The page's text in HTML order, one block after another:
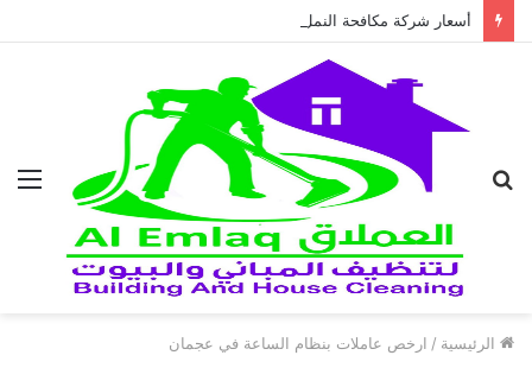
أسعار شركة مكافحة النمل الابيض في العين 2026
الرئيسية / ارخص عاملات بنظام الساعة في عجمان